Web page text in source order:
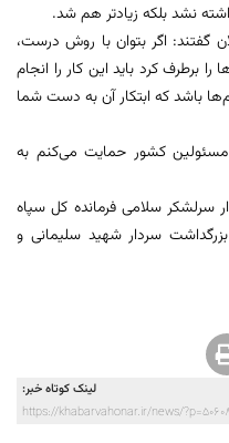
نشد بلکه زیادتر هم شد.
گفتند: اگر بتوان با روش درست،
را برطرف کرد باید این کار را انجام
باشد که ابتکار آن به دست شما
مسئولین کشور حمایت می‌کنم به
سرلشکر سلامی فرمانده کل سپاه
سردار شهید سلیمانی و
لینک کوتاه خبر:
https://khabarvahonar.ir/news/